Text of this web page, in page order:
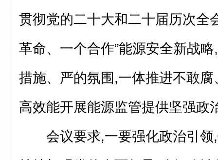
贯彻党的二十大和二十届历次全
革命、一个合作”能源安全新战
措施、严的氛围,一体推进不敢
高效能开展能源监管提供坚强政
会议要求,一要强化政治引